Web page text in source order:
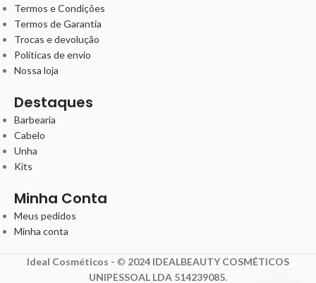
Termos e Condições
Termos de Garantia
Trocas e devolução
Políticas de envio
Nossa loja
Destaques
Barbearia
Cabelo
Unha
Kits
Minha Conta
Meus pedidos
Minha conta
Ideal Cosméticos - © 2024 IDEALBEAUTY COSMÉTICOS
UNIPESSOAL LDA 514239085.